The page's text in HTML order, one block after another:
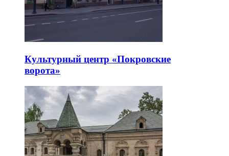
Культурный центр «Покровские
ворота»